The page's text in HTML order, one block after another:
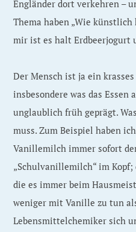
Engländer dort verkehren –
Thema haben „Wie künstlich
mir ist es halt Erdbeerjogurt
Der Mensch ist ja ein
insbesondere was das Essen
unglaublich früh geprägt.
muss. Zum Beispiel haben
Vanillemilch immer sofort
„Schulvanillemilch“ im
die es immer beim
weniger mit Vanille zu tun
Lebensmittelchemiker sich